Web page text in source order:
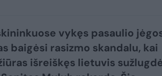
vykęs pasaulio
baigėsi rasizmo skandalu, kai
išreiškęs lietuvis